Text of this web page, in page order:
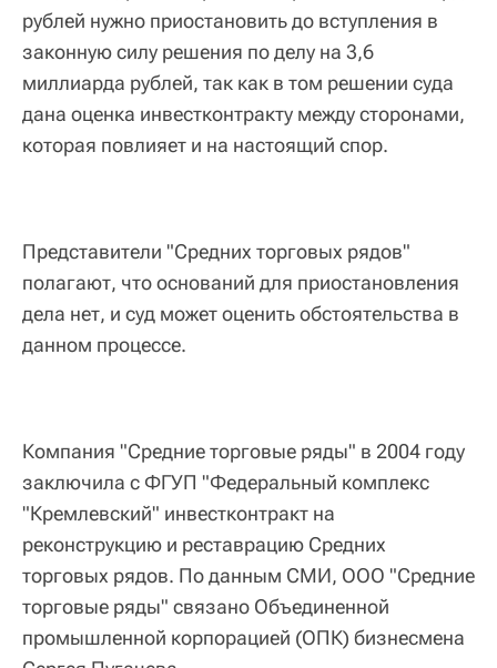
рублей нужно приостановить до вступления в
законную силу решения по делу на 3,6
миллиарда рублей, так как в том решении суда
дана оценка инвестконтракту между сторонами,
которая повлияет и на настоящий спор.
Представители "Средних торговых рядов"
полагают, что оснований для приостановления
дела нет, и суд может оценить обстоятельства в
данном процессе.
Компания "Средние торговые ряды" в 2004 году
заключила с ФГУП "Федеральный комплекс
"Кремлевский" инвестконтракт на
реконструкцию и реставрацию Средних
торговых рядов. По данным СМИ, ООО "Средние
торговые ряды" связано Объединенной
промышленной корпорацией (ОПК) бизнесмена